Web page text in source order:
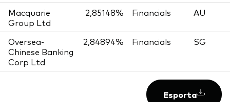
Macquarie
Group Ltd
2,85148% Financials AU
Oversea-
Chinese Banking
Corp Ltd
2,84894% Financials SG
Esporta